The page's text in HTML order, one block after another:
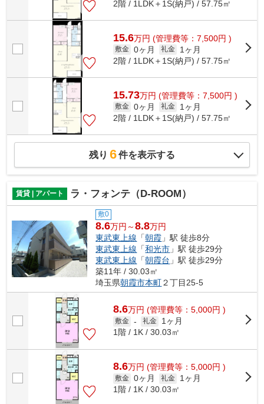
2階 / 1LDK＋1S(納戸) / 57.75㎡
15.6万円 (管理費等：7,500円 )
敷金 0ヶ月 礼金
1ヶ月
2階 / 1LDK＋1S(納戸) / 57.75㎡
15.73万円 (管理費等：7,500円 )
敷金 0ヶ月 礼金
1ヶ月
2階 / 1LDK＋1S(納戸) / 57.75㎡
残り 6件を表示する
賃貸 | アパート ラ・フォンテ（D-ROOM）
敷0
8.6万円～8.8万円
東武東上線 「朝霞 」駅 徒歩8分
東武東上線 「和光市 」駅 徒歩29分
東武東上線 「朝霞台 」駅 徒歩29分
築11年 / 30.03㎡
埼玉県朝霞市本町２丁目25-5
8.6万円 (管理費等：5,000円 )
敷金 - 礼金
1ヶ月
1階 / 1K / 30.03㎡
8.6万円 (管理費等：5,000円 )
敷金 0ヶ月 礼金
1ヶ月
1階 / 1K / 30.03㎡